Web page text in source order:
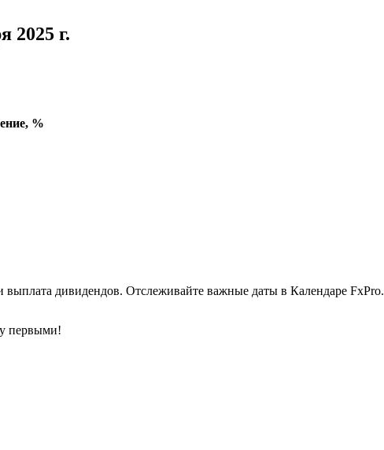
2025 г.
%
дивидендов. Отслеживайте важные даты в Календаре FxPro.
первыми!